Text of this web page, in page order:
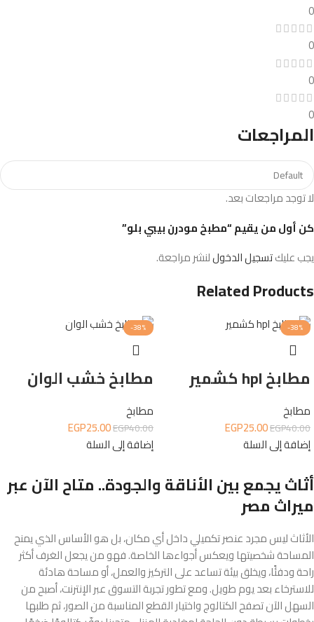
0
0
0
0
المراجعات
لا توجد مراجعات بعد.
كن أول من يقيم “مطبخ مودرن بيبي بلو”
يجب عليكتسجيل الدخوللنشر مراجعة.
Related Products
-38%
مطابخ hpl كشمير
مطابخ
EGP40.00
EGP25.00
إضافة إلى السلة
-38%
مطابخ خشب الوان
مطابخ
EGP40.00
EGP25.00
إضافة إلى السلة
أثاث يجمع بين الأناقة والجودة.. متاح الآن عبر
ميراث مصر
الأثاث ليس مجرد عنصر تكميلي داخل أي مكان، بل هو الأساس الذي يمنح
المساحة شخصيتها ويعكس أجواءها الخاصة. فهو من يجعل الغرف أكثر
راحة ودفئًا، ويخلق بيئة تساعد على التركيز والعمل، أو مساحة هادئة
للاسترخاء بعد يوم طويل. ومع تطور تجربة التسوق عبر الإنترنت، أصبح من
السهل الآن تصفح الكتالوج واختيار القطع المناسبة من الصور، ثم طلبها